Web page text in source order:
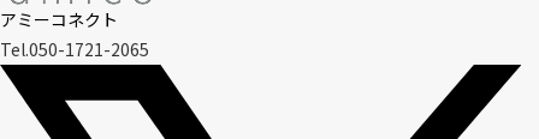
アミーコネクト
Tel.050-1721-2065